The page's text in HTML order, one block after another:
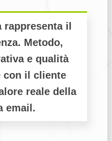
il
Metodo,
e qualità
con il cliente
reale della
email.